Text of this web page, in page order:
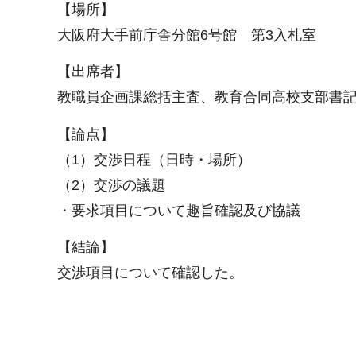
【場所】
大阪府大手前庁舎分館6号館 第3入札室
【出席者】
教職員企画課総括主査、教育合同高校支部書
【論点】
（1）交渉日程（日時・場所）
（2）交渉の議題
・要求項目について趣旨確認及び協議
【結論】
交渉項目について確認した。